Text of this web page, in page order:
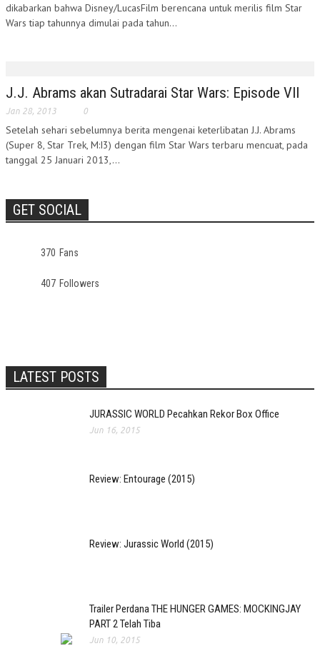
dikabarkan bahwa Disney/LucasFilm berencana untuk merilis film Star
Wars tiap tahunnya dimulai pada tahun...
J.J. Abrams akan Sutradarai Star Wars: Episode VII
Jan 28, 2013 0
Setelah sehari sebelumnya berita mengenai keterlibatan J.J. Abrams
(Super 8, Star Trek, M:I3) dengan film Star Wars terbaru mencuat, pada
tanggal 25 Januari 2013,...
GET SOCIAL
370 Fans
407 Followers
LATEST POSTS
JURASSIC WORLD Pecahkan Rekor Box Office
Jun 16, 2015
Review: Entourage (2015)
Review: Jurassic World (2015)
Trailer Perdana THE HUNGER GAMES: MOCKINGJAY
PART 2 Telah Tiba
Jun 10, 2015